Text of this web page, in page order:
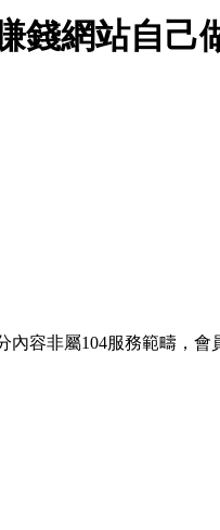
錢網站自
容非屬104服務範疇，會